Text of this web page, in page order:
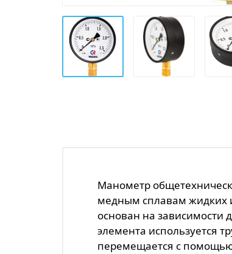
Манометр
медным сплавам жидких
основан на зависимости
элемента используется
перемещается с